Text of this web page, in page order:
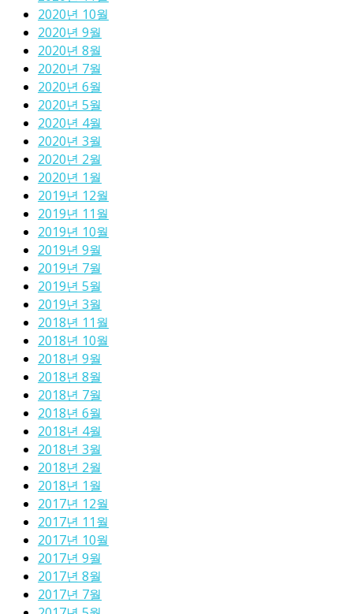
2020년 10월
2020년 9월
2020년 8월
2020년 7월
2020년 6월
2020년 5월
2020년 4월
2020년 3월
2020년 2월
2020년 1월
2019년 12월
2019년 11월
2019년 10월
2019년 9월
2019년 7월
2019년 5월
2019년 3월
2018년 11월
2018년 10월
2018년 9월
2018년 8월
2018년 7월
2018년 6월
2018년 4월
2018년 3월
2018년 2월
2018년 1월
2017년 12월
2017년 11월
2017년 10월
2017년 9월
2017년 8월
2017년 7월